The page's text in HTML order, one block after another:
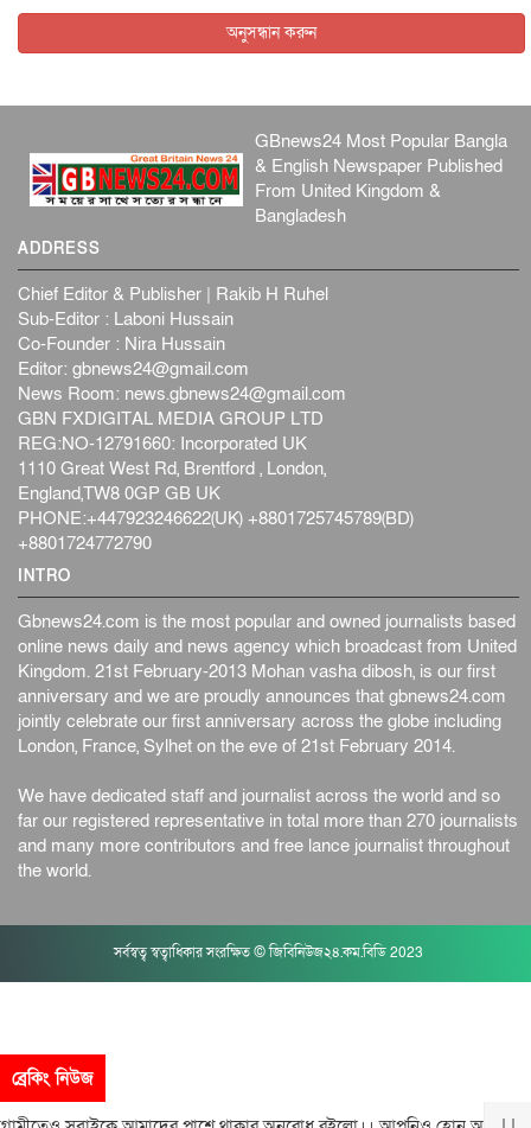
অনুসন্ধান করুন
GBnews24 Most Popular Bangla
& English Newspaper Published
From United Kingdom &
Bangladesh
ADDRESS
Chief Editor & Publisher | Rakib H Ruhel
Sub-Editor : Laboni Hussain
Co-Founder : Nira Hussain
Editor: gbnews24@gmail.com
News Room: news.gbnews24@gmail.com
GBN FXDIGITAL MEDIA GROUP LTD
REG:NO-12791660: Incorporated UK
1110 Great West Rd, Brentford , London,
England,TW8 0GP GB UK
PHONE:+447923246622(UK) +8801725745789(BD)
+8801724772790
INTRO
Gbnews24.com is the most popular and owned journalists based
online news daily and news agency which broadcast from United
Kingdom. 21st February-2013 Mohan vasha dibosh, is our first
anniversary and we are proudly announces that gbnews24.com
jointly celebrate our first anniversary across the globe including
London, France, Sylhet on the eve of 21st February 2014.
We have dedicated staff and journalist across the world and so
far our registered representative in total more than 270 journalists
and many more contributors and free lance journalist throughout
the world.
সর্বস্বত্ব স্বত্বাধিকার সংরক্ষিত © জিবিনিউজ২৪.কম.বিডি 2023
ব্রেকিং নিউজ